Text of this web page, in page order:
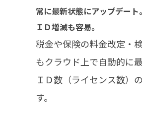
常に最新状態にアップデート。
ＩＤ増減も容易。
税金や保険の料金改定・
もクラウド上で自動的に
ＩＤ数（ライセンス数）
す。